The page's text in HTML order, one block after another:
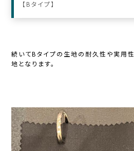
【Bタイプ】
続いてBタイプの生地の耐久性や実用
地となります。